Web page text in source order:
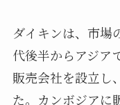
ダイキンは、市場
代後半からアジア
販売会社を設立し
た。カンボジアに